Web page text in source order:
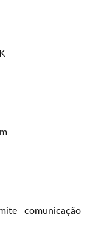
comunicação